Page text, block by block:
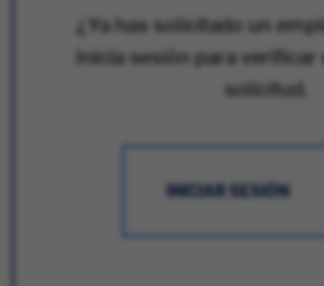
¿Ya has solicitado un
Inicia sesión para verificar
solicitud.
INICIAR SESIÓN